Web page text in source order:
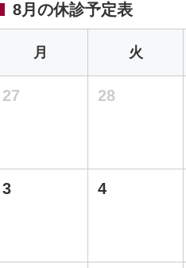
8月の休診予定表
月 火
27 28
3 4